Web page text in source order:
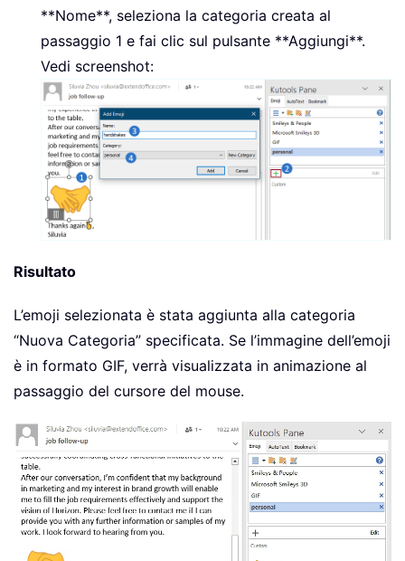
**Nome**, seleziona la categoria creata al
passaggio 1 e fai clic sul pulsante **Aggiungi**.
Vedi screenshot:
Risultato
L’emoji selezionata è stata aggiunta alla categoria
“Nuova Categoria” specificata. Se l’immagine dell’emoji
è in formato GIF, verrà visualizzata in animazione al
passaggio del cursore del mouse.